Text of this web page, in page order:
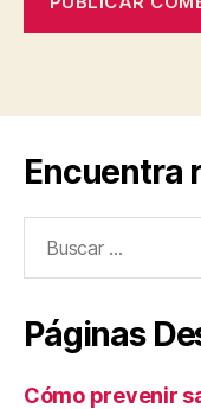
Encuentra
Páginas
Cómo prevenir